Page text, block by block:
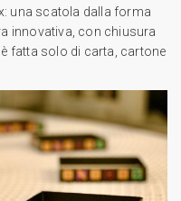
una scatola dalla forma
innovativa, con chiusura
fatta solo di carta, cartone